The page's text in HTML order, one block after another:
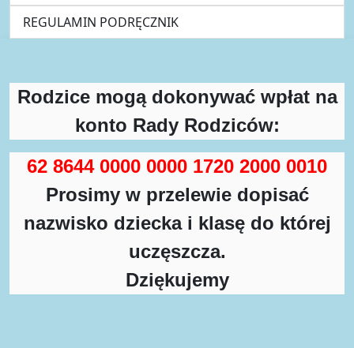
REGULAMIN PODRĘCZNIK
Rodzice mogą dokonywać wpłat na
konto Rady Rodziców:
62 8644 0000 0000 1720 2000 0010
Prosimy w przelewie dopisać
nazwisko dziecka i klasę do której
uczęszcza.
Dziękujemy